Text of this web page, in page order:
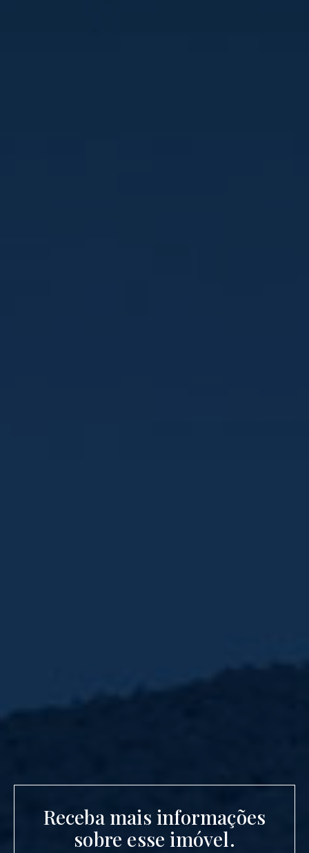
Receba mais informações
sobre esse imóvel.